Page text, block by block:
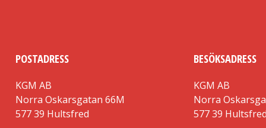
POSTADRESS
KGM AB
Norra Oskarsgatan 66M
577 39 Hultsfred
BESÖKSADRESS
KGM AB
Norra
577 39